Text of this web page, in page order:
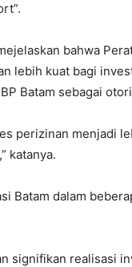
bahwa
lebih kuat bagi
Batam sebagai
perizinan menjadi
katanya.
Batam dalam
signifikan realisasi